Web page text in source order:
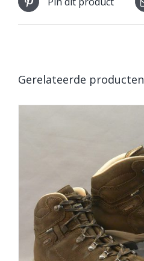
Gerelateerde producten